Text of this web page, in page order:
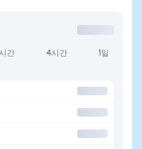
간 4시간 1일